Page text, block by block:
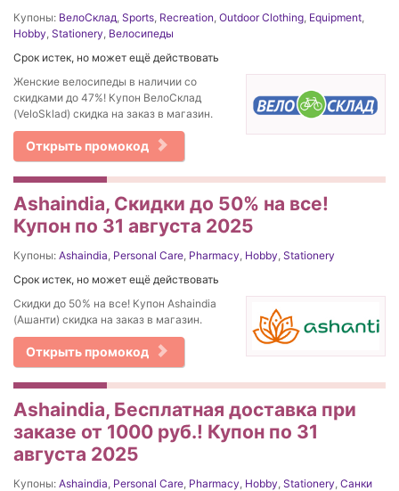
Купоны: ВелоСклад, Sports, Recreation, Outdoor Clothing, Equipment,
Hobby, Stationery, Велосипеды
Срок истек, но может ещё действовать
Женские велосипеды в наличии со
скидками до 47%! Купон ВелоСклад
(VeloSklad) скидка на заказ в магазин.
Открыть промокод
Ashaindia, Скидки до 50% на все!
Купон по 31 августа 2025
Купоны: Ashaindia, Personal Care, Pharmacy, Hobby, Stationery
Срок истек, но может ещё действовать
Скидки до 50% на все! Купон Ashaindia
(Ашанти) скидка на заказ в магазин.
Открыть промокод
Ashaindia, Бесплатная доставка при
заказе от 1000 руб.! Купон по 31
августа 2025
Купоны: Ashaindia, Personal Care, Pharmacy, Hobby, Stationery, Санки